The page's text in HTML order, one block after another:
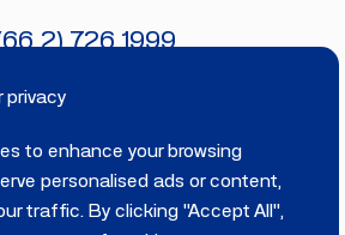
privacy
to enhance your browsing
personalised ads or content,
traffic. By clicking "Accept All",
2) 726 1999